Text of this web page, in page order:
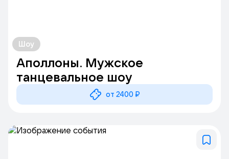
Шоу
Аполлоны. Мужское
танцевальное шоу
от 2400 ₽